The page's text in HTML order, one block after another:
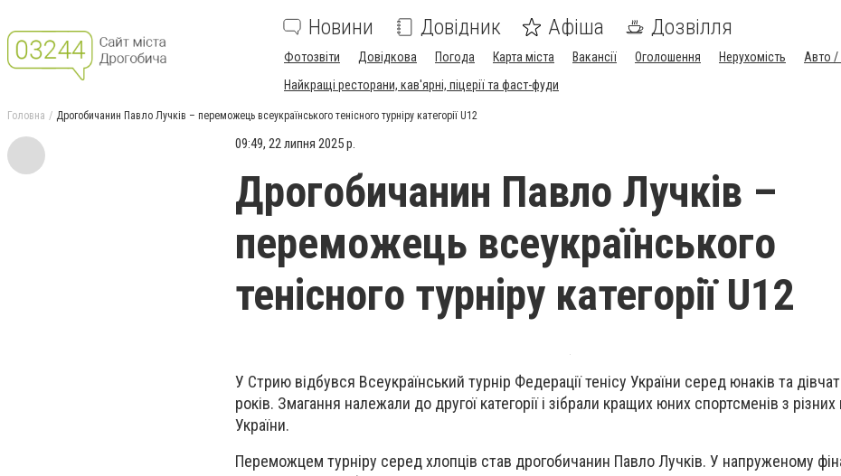
Новини Довідник Афіша Дозвілля
Фотозвіти Довідкова Погода Карта міста Вакансії Оголошення Нерухомість
Авто
Найкращі ресторани, кав'ярні, піцерії та фаст-фуди
Головна Дрогобичанин Павло Лучків – переможець всеукраїнського тенісного турніру категорії U12
09:49, 22 липня 2025 р.
Дрогобичанин Павло Лучків –
переможець всеукраїнського
тенісного турніру категорії U12
У Стрию відбувся Всеукраїнський турнір Федерації тенісу України серед юнаків та
років. Змагання належали до другої категорії і зібрали кращих юних спортсменів з різних
України.
Переможцем турніру серед хлопців став дрогобичанин Павло Лучків. У напруженому